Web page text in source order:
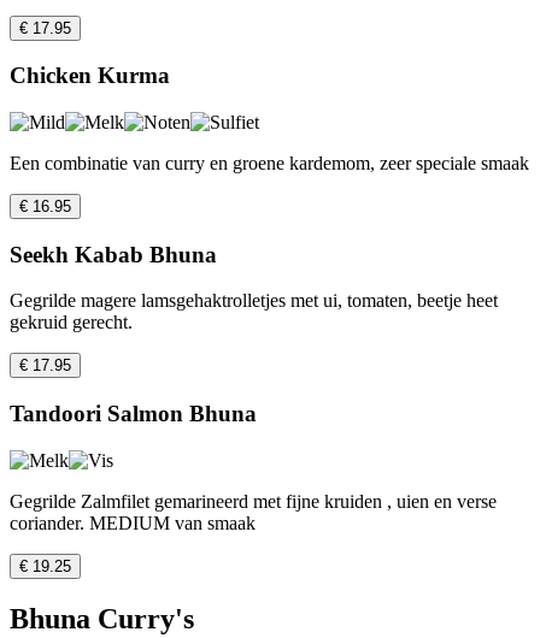
€ 17.95
Chicken Kurma
Een combinatie van curry en groene kardemom, zeer speciale smaak
€ 16.95
Seekh Kabab Bhuna
Gegrilde magere lamsgehaktrolletjes met ui, tomaten, beetje heet
gekruid gerecht.
€ 17.95
Tandoori Salmon Bhuna
Gegrilde Zalmfilet gemarineerd met fijne kruiden , uien en verse
coriander. MEDIUM van smaak
€ 19.25
Bhuna Curry's